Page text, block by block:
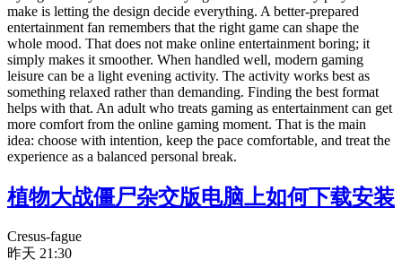
make is letting the design decide everything. A better-prepared
entertainment fan remembers that the right game can shape the
whole mood. That does not make online entertainment boring; it
simply makes it smoother. When handled well, modern gaming
leisure can be a light evening activity. The activity works best as
something relaxed rather than demanding. Finding the best format
helps with that. An adult who treats gaming as entertainment can get
more comfort from the online gaming moment. That is the main
idea: choose with intention, keep the pace comfortable, and treat the
experience as a balanced personal break.
植物大战僵尸杂交版电脑上如何下载安装
Cresus-fague
昨天 21:30